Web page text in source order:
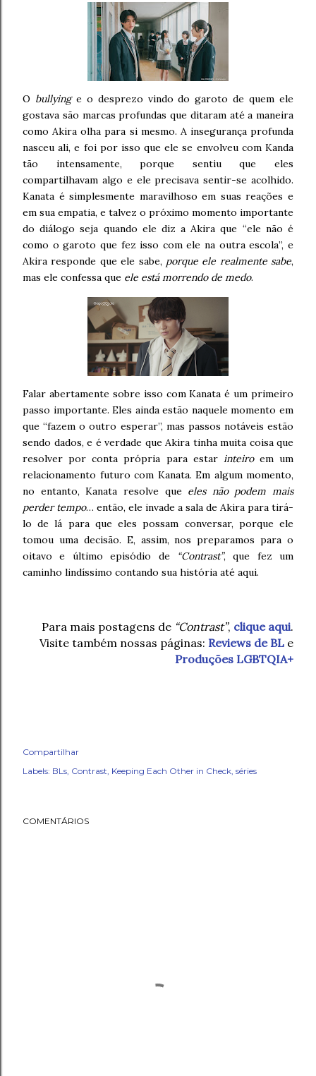
O bullyinge o desprezo vindo do garoto de quem ele
gostava são marcas profundas que ditaram até a maneira
como Akira olha para si mesmo. A insegurança profunda
nasceu ali, e foi por isso que ele se envolveu com Kanda
tão intensamente, porque sentiu que eles
compartilhavam algo e ele precisava sentir-se acolhido.
Kanata é simplesmente maravilhoso em suas reações e
em sua empatia, e talvez o próximo momento importante
do diálogo seja quando ele diz a Akira que “ele não é
como o garoto que fez isso com ele na outra escola”, e
Akira responde que ele sabe, porque ele realmente sabe,
mas ele confessa que ele está morrendo de medo.
Falar abertamente sobre isso com Kanata é um primeiro
passo importante. Eles ainda estão naquele momento em
que “fazem o outro esperar”, mas passos notáveis estão
sendo dados, e é verdade que Akira tinha muita coisa que
resolver por conta própria para estar inteiroem um
relacionamento futuro com Kanata. Em algum momento,
no entanto, Kanata resolve que eles não podem mais
perder tempo… então, ele invade a sala de Akira para tirá-
lo de lá para que eles possam conversar, porque ele
tomou uma decisão. E, assim, nos preparamos para o
oitavo e último episódio de
“Contrast”, que fez um
caminho lindíssimo contando sua história até aqui.
Para mais postagens de “Contrast”, clique aqui.
Visite também nossas páginas: Reviews de BL e
Produções LGBTQIA+
Compartilhar
Labels: BLs Contrast Keeping Each Other in Check séries
COMENTÁRIOS